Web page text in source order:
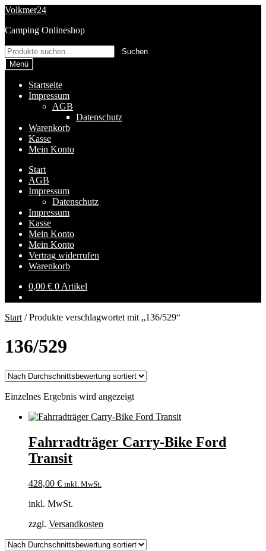
Zur
springen
Zum
springen
Volkmer24
Camping Onlineshop
Suchen
nach:
Suchen
Menü
Startseite
Impressum
AGB
Datenschutz
Warenkorb
Kasse
Mein Konto
Start
AGB
Impressum
Datenschutz
Impressum
Kasse
Mein Konto
Mein Konto
Vertrag widerrufen
Warenkorb
0,00 € 0 Artikel
Start /Produkte verschlagwortet mit „136/529“
136/529
Einzelnes Ergebnis wird angezeigt
Fahrradträger Carry-Bike Ford
Transit
428,00 € inkl. MwSt.
inkl. MwSt.
zzgl. Versandkosten